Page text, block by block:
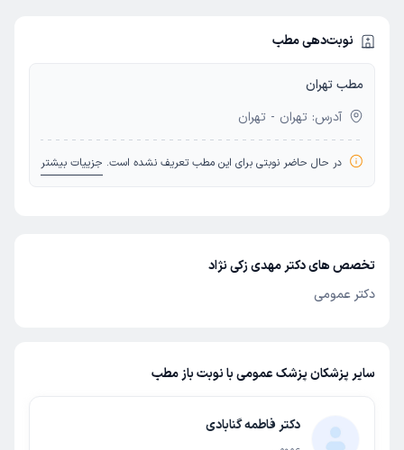
نوبت‌دهی مطب
مطب تهران
آدرس: تهران - تهران
در حال حاضر نوبتی برای این مطب تعریف نشده است. جزییات بیشتر
تخصص های دکتر مهدی زکی نژاد
دکتر عمومی
سایر پزشکان پزشک عمومی با نوبت باز مطب
دکتر فاطمه گنابادی